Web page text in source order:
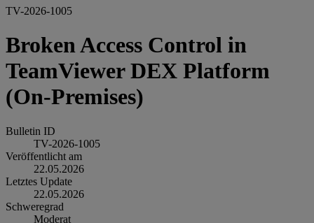
TV-2026-1005
Broken Access Control in
TeamViewer DEX Platform
(On‑Premises)
Bulletin ID
TV-2026-1005
Veröffentlicht am
22.05.2026
Letztes Update
22.05.2026
Schweregrad
Moderat